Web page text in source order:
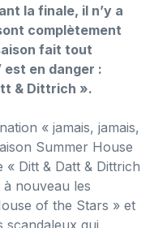
la finale, il n’y a
complètement
fait tout
en danger :
& Dittrich ».
« jamais, jamais,
Summer House
« Ditt & Datt & Dittrich
nouveau les
of the Stars » et
scandaleux qui